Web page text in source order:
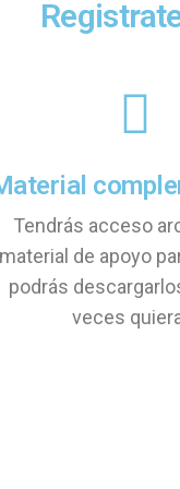
Tendrás acceso
material de apoyo
podrás
veces